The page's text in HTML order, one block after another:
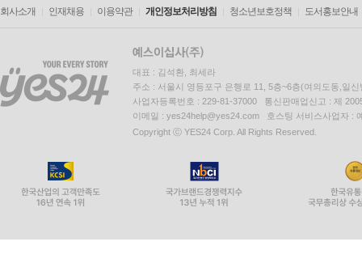
회사소개 인재채용 이용약관 개인정보처리방침 청소년보호정책 도서홍보안내
대표 : 김석환, 최세라
주소 : 서울시 영등포구 은행로 11, 5층~6층(여의도동,일신
사업자등록번호 : 229-81-37000 통신판매업신고 : 제
이메일 : yes24help@yes24.com 호스팅 서비스사업자 :
Copyright ⓒ YES24 Corp. All Rights Reserved.